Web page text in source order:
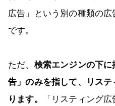
広告」という別の種類の
です。
ただ、 検索エンジンの下
告」のみを指して、リス
ります。
「リスティング